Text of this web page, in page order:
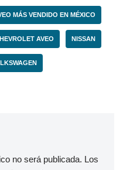
MÁS VENDIDO EN MÉXICO
AVEO NISSAN
no será publicada. Los